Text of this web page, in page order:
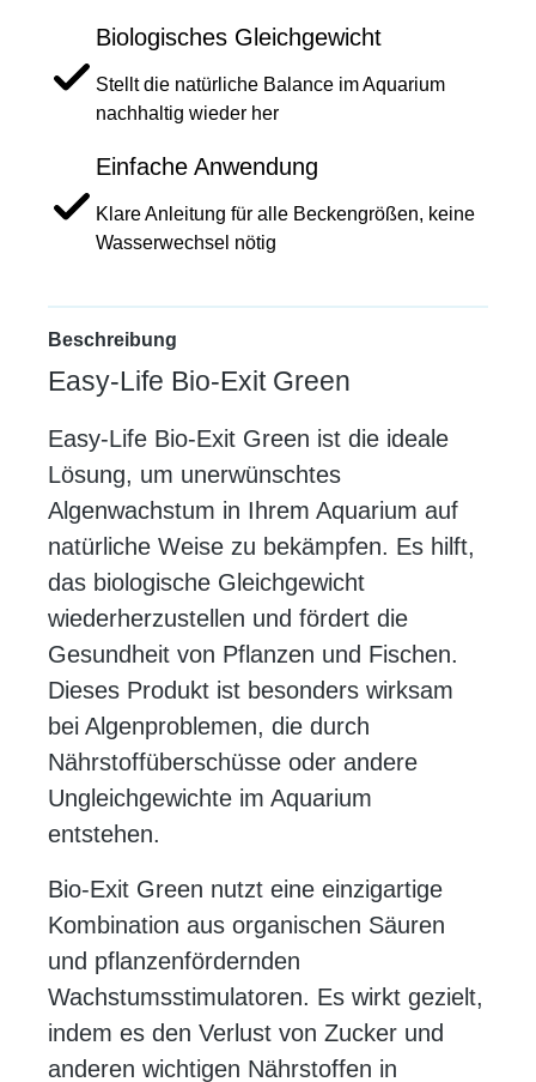
Biologisches Gleichgewicht
Stellt die natürliche Balance im Aquarium
nachhaltig wieder her
Einfache Anwendung
Klare Anleitung für alle Beckengrößen, keine
Wasserwechsel nötig
Beschreibung
Easy-Life Bio-Exit Green
Easy-Life Bio-Exit Green ist die ideale
Lösung, um unerwünschtes
Algenwachstum in Ihrem Aquarium auf
natürliche Weise zu bekämpfen. Es hilft,
das biologische Gleichgewicht
wiederherzustellen und fördert die
Gesundheit von Pflanzen und Fischen.
Dieses Produkt ist besonders wirksam
bei Algenproblemen, die durch
Nährstoffüberschüsse oder andere
Ungleichgewichte im Aquarium
entstehen.
Bio-Exit Green nutzt eine einzigartige
Kombination aus organischen Säuren
und pflanzenfördernden
Wachstumsstimulatoren. Es wirkt gezielt,
indem es den Verlust von Zucker und
anderen wichtigen Nährstoffen in